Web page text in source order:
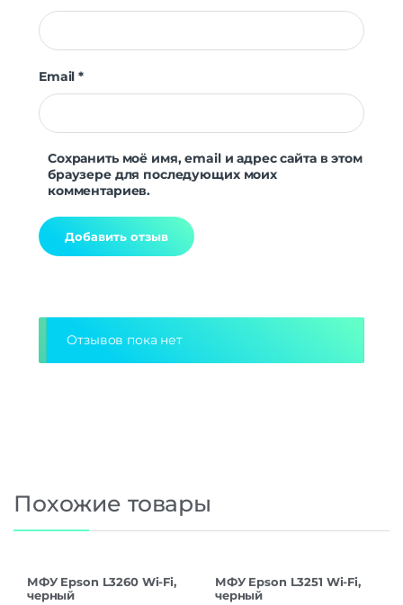
Email*
Сохранить моё имя, email и адрес сайта в этом
браузере для последующих моих
комментариев.
Отзывов пока нет
Похожие товары
МФУ Epson L3260 Wi-Fi,
черный
МФУ Epson L3251 Wi-Fi,
черный